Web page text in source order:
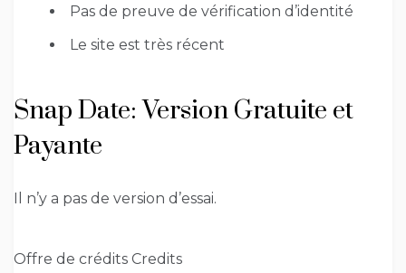
Pas de preuve de vérification d’identité
Le site est très récent
Snap Date: Version Gratuite et
Payante
Il n’y a pas de version d’essai.
Offre de crédits Credits